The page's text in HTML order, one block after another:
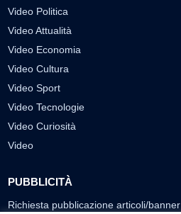
Video Politica
Video Attualità
Video Economia
Video Cultura
Video Sport
Video Tecnologie
Video Curiosità
Video
PUBBLICITÀ
Richiesta pubblicazione articoli/banner